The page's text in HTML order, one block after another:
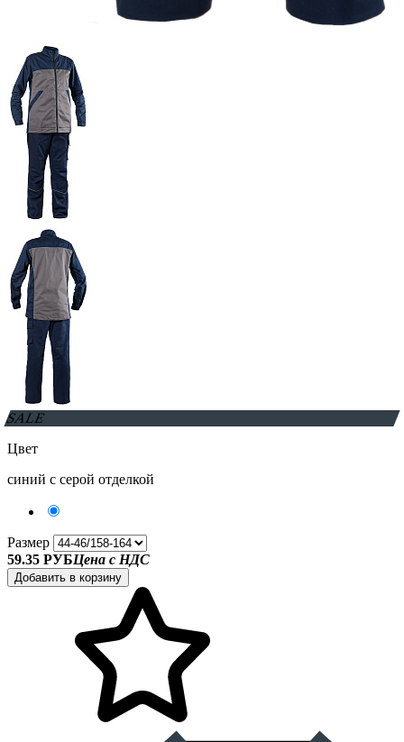
SALE
Цвет
синий с серой отделкой
Размер
59.35 РУБЦена с НДС
Добавить в корзину